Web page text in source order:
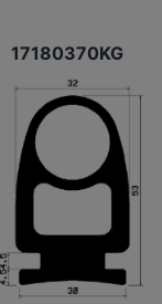
17180370KG